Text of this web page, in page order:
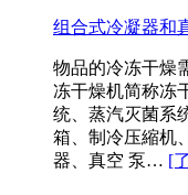
组合式冷凝器和
物品的冷冻干燥
冻干燥机简称冻
统、蒸汽灭菌系
箱、制冷压縮机
器、真空 泵… [